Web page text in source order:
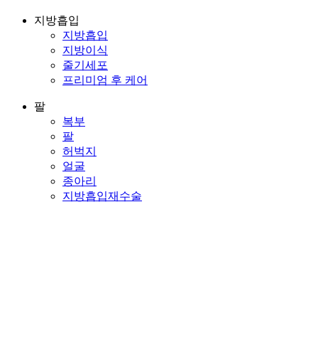
지방흡입
지방흡입
지방이식
줄기세포
프리미엄 후 케어
팔
복부
팔
허벅지
얼굴
종아리
지방흡입재수술